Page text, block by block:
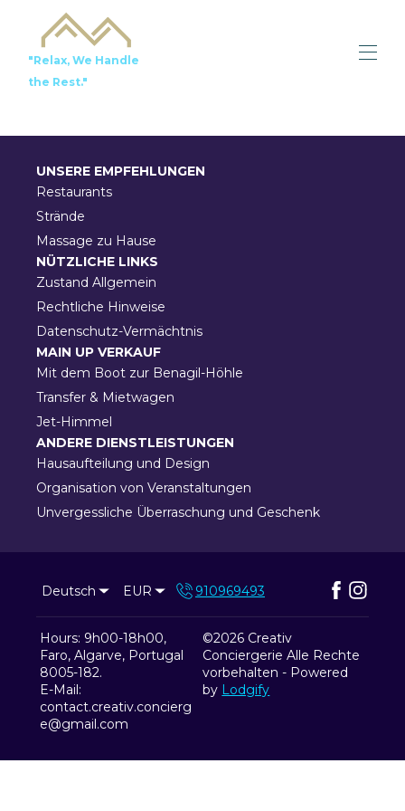
"Relax, We Handle
the Rest."
Startseite
Lokale Empfehlungen
UNSERE EMPFEHLUNGEN
Restaurants
Strände
Massage zu Hause
NÜTZLICHE LINKS
Zustand Allgemein
Rechtliche Hinweise
Datenschutz-Vermächtnis
MAIN UP VERKAUF
Mit dem Boot zur Benagil-Höhle
Transfer & Mietwagen
Jet-Himmel
ANDERE DIENSTLEISTUNGEN
Hausaufteilung und Design
Organisation von Veranstaltungen
Unvergessliche Überraschung und Geschenk
Deutsch EUR 910969493
Hours: 9h00-18h00,
Faro, Algarve, Portugal
8005-182.
E-Mail:
contact.creativ.concierg
e@gmail.com
©2026 Creativ
Conciergerie Alle Rechte
vorbehalten - Powered
by Lodgify